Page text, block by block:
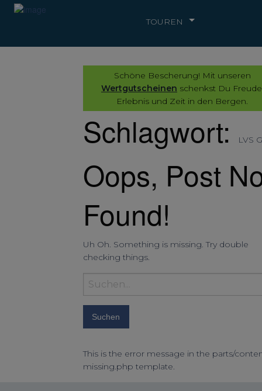
TOUREN
Schöne Bescherung! Mit unseren
Wertgutscheinen schenkst Du
Erlebnis und Zeit in den Bergen.
Schlagwort: LVS
Oops, Post
Found!
Uh Oh. Something is missing. Try double
checking things.
Suchbegriff
eingeben:
This is the error message in the parts/
missing.php template.